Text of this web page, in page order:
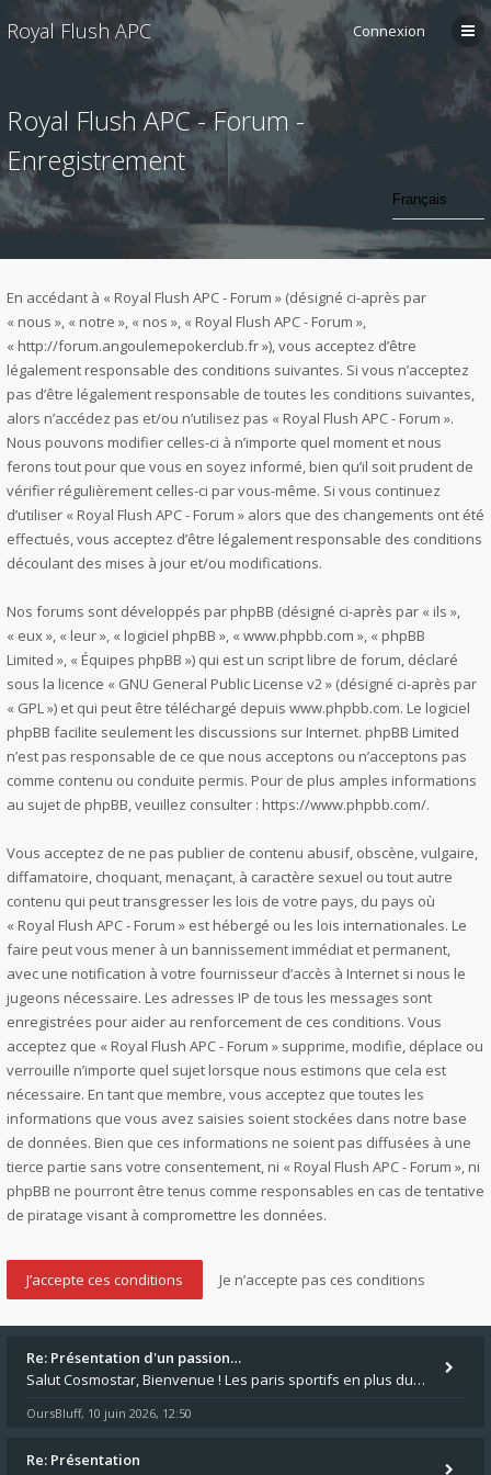
Royal Flush APC Connexion
Royal Flush APC - Forum -
Enregistrement
En accédant à « Royal Flush APC - Forum » (désigné ci-après par
« nous », « notre », « nos », « Royal Flush APC - Forum »,
« http://forum.angoulemepokerclub.fr »), vous acceptez d’être
légalement responsable des conditions suivantes. Si vous n’acceptez
pas d’être légalement responsable de toutes les conditions suivantes,
alors n’accédez pas et/ou n’utilisez pas « Royal Flush APC - Forum ».
Nous pouvons modifier celles-ci à n’importe quel moment et nous
ferons tout pour que vous en soyez informé, bien qu’il soit prudent de
vérifier régulièrement celles-ci par vous-même. Si vous continuez
d’utiliser « Royal Flush APC - Forum » alors que des changements ont été
effectués, vous acceptez d’être légalement responsable des conditions
découlant des mises à jour et/ou modifications.
Nos forums sont développés par phpBB (désigné ci-après par « ils »,
« eux », « leur », « logiciel phpBB », « www.phpbb.com », « phpBB
Limited », « Équipes phpBB ») qui est un script libre de forum, déclaré
sous la licence « GNU General Public License v2» (désigné ci-après par
« GPL ») et qui peut être téléchargé depuis www.phpbb.com. Le logiciel
phpBB facilite seulement les discussions sur Internet. phpBB Limited
n’est pas responsable de ce que nous acceptons ou n’acceptons pas
comme contenu ou conduite permis. Pour de plus amples informations
au sujet de phpBB, veuillez consulter : https://www.phpbb.com/.
Vous acceptez de ne pas publier de contenu abusif, obscène, vulgaire,
diffamatoire, choquant, menaçant, à caractère sexuel ou tout autre
contenu qui peut transgresser les lois de votre pays, du pays où
« Royal Flush APC - Forum » est hébergé ou les lois internationales. Le
faire peut vous mener à un bannissement immédiat et permanent,
avec une notification à votre fournisseur d’accès à Internet si nous le
jugeons nécessaire. Les adresses IP de tous les messages sont
enregistrées pour aider au renforcement de ces conditions. Vous
acceptez que « Royal Flush APC - Forum » supprime, modifie, déplace ou
verrouille n’importe quel sujet lorsque nous estimons que cela est
nécessaire. En tant que membre, vous acceptez que toutes les
informations que vous avez saisies soient stockées dans notre base
de données. Bien que ces informations ne soient pas diffusées à une
tierce partie sans votre consentement, ni « Royal Flush APC - Forum », ni
phpBB ne pourront être tenus comme responsables en cas de tentative
de piratage visant à compromettre les données.
Re: Présentation d'un passion…
Salut Cosmostar, Bienvenue ! Les paris sportifs en plus du poker, c'est ce que je fais aussi. Surtout la NBA, je mise su
OursBluff, 10 juin 2026, 12:50
Re: Présentation